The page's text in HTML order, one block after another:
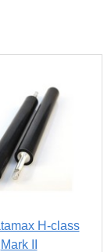
H-class
Mark II